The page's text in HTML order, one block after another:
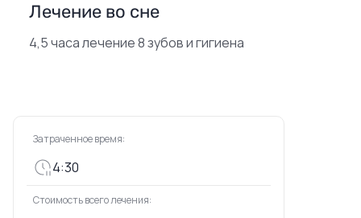
Лечение во сне
4,5 часа лечение 8 зубов и гигиена
Затраченное время:
4:30
Стоимость всего лечения: